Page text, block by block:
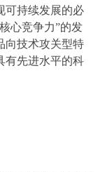
可持续发展的必
心竞争力”的发
向技术攻关型特
有先进水平的科